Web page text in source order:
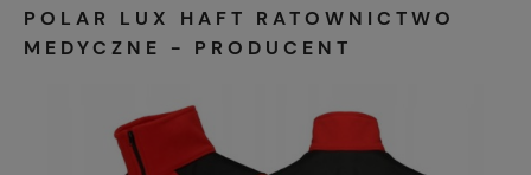
POLAR LUX HAFT RATOWNICTWO
MEDYCZNE - PRODUCENT